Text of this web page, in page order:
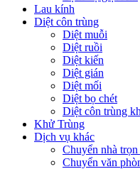
Lau kính
Diệt côn trùng
Diệt muỗi
Diệt ruồi
Diệt kiến
Diệt gián
Diệt mối
Diệt bọ chét
Diệt côn trùng
Khử Trùng
Dịch vụ khác
Chuyển nhà trọn
Chuyển văn